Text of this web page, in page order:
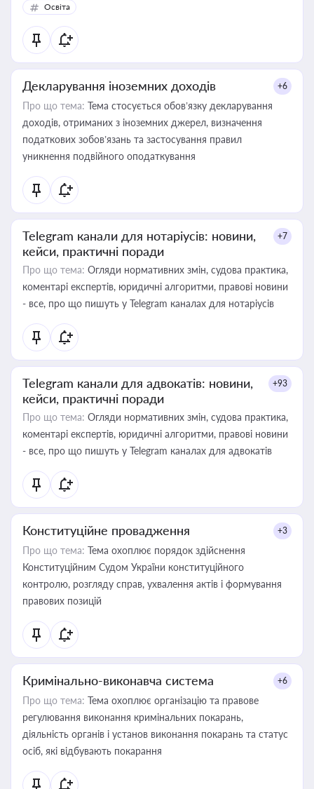
Освіта
Декларування іноземних доходів +6
Про що тема: Тема стосується обов’язку декларування
доходів, отриманих з іноземних джерел, визначення
податкових зобов’язань та застосування правил
уникнення подвійного оподаткування
Telegram канали для нотаріусів: новини,
кейси, практичні поради
+7
Про що тема: Огляди нормативних змін, судова практика,
коментарі експертів, юридичні алгоритми, правові новини
- все, про що пишуть у Telegram каналах для нотаріусів
Telegram канали для адвокатів: новини,
кейси, практичні поради
+93
Про що тема: Огляди нормативних змін, судова практика,
коментарі експертів, юридичні алгоритми, правові новини
- все, про що пишуть у Telegram каналах для адвокатів
Конституційне провадження +3
Про що тема: Тема охоплює порядок здійснення
Конституційним Судом України конституційного
контролю, розгляду справ, ухвалення актів і формування
правових позицій
Кримінально-виконавча система +6
Про що тема: Тема охоплює організацію та правове
регулювання виконання кримінальних покарань,
діяльність органів і установ виконання покарань та статус
осіб, які відбувають покарання